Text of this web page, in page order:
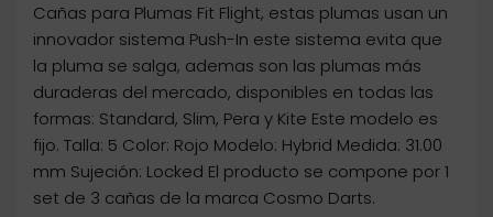
Cañas para Plumas Fit Flight, estas plumas usan un
innovador sistema Push-In este sistema evita que
la pluma se salga, ademas son las plumas más
duraderas del mercado, disponibles en todas las
formas: Standard, Slim, Pera y Kite Este modelo es
fijo. Talla: 5 Color: Rojo Modelo: Hybrid Medida: 31.00
mm Sujeción: Locked El producto se compone por 1
set de 3 cañas de la marca Cosmo Darts.